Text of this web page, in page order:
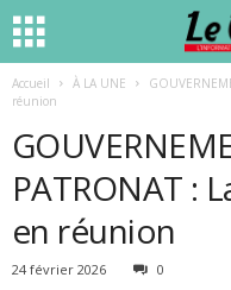
Accueil À LA UNE
réunion
PATRONAT :
en réunion
24 février 2026 0